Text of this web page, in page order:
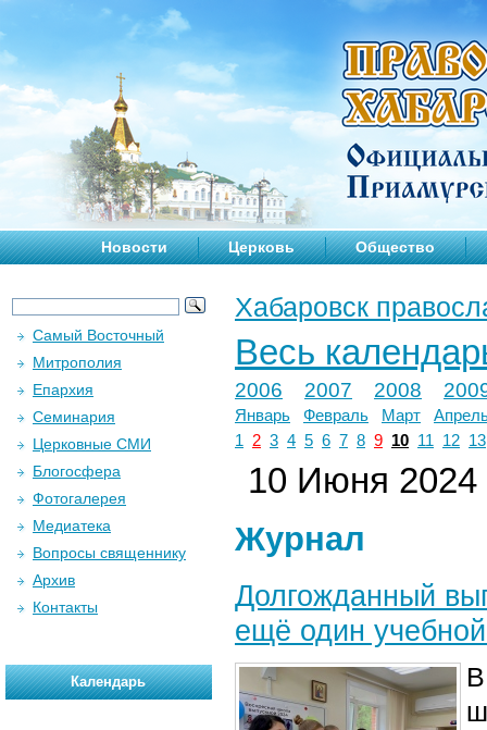
Новости Церковь Общество
Хабаровск
Весь
2006 2007 2008
Январь Февраль Март
1
2 3 4 5 6 7 8 9 10 11 12 13
10 Июня 2024
Журнал
Долгожданный
ещё один
Самый Восточный
Митрополия
Епархия
Семинария
Церковные СМИ
Блогосфера
Фотогалерея
Медиатека
Вопросы священнику
Архив
Контакты
Календарь